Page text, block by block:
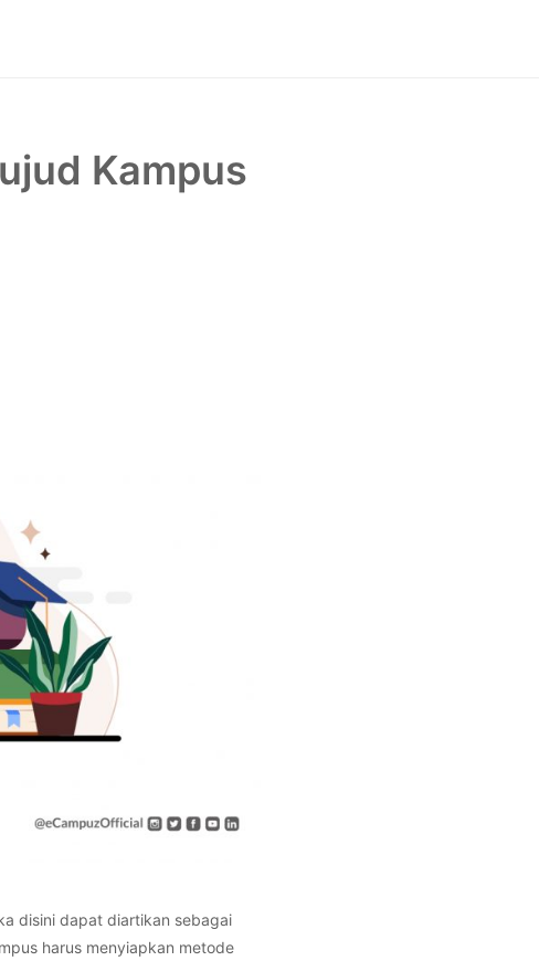
Kampus
disini dapat diartikan sebagai
harus menyiapkan metode